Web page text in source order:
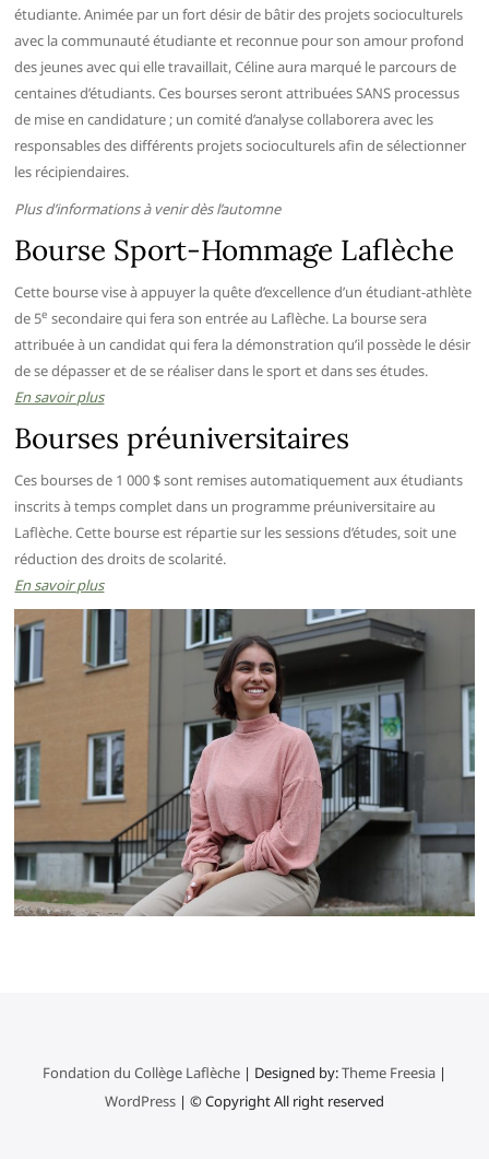
étudiante. Animée par un fort désir de bâtir des projets socioculturels
avec la communauté étudiante et reconnue pour son amour profond
des jeunes avec qui elle travaillait, Céline aura marqué le parcours de
centaines d’étudiants. Ces bourses seront attribuées SANS processus
de mise en candidature ; un comité d’analyse collaborera avec les
responsables des différents projets socioculturels afin de sélectionner
les récipiendaires.
Plus d’informations à venir dès l’automne
Bourse Sport-Hommage Laflèche
Cette bourse vise à appuyer la quête d’excellence d’un étudiant-athlète
de 5e secondaire qui fera son entrée au Laflèche. La bourse sera
attribuée à un candidat qui fera la démonstration qu’il possède le désir
de se dépasser et de se réaliser dans le sport et dans ses études.
En savoir plus
Bourses préuniversitaires
Ces bourses de 1 000 $ sont remises automatiquement aux étudiants
inscrits à temps complet dans un programme préuniversitaire au
Laflèche. Cette bourse est répartie sur les sessions d’études, soit une
réduction des droits de scolarité.
En savoir plus
Fondation du Collège Laflèche| Designed by:Theme Freesia|
WordPress| © Copyright All right reserved